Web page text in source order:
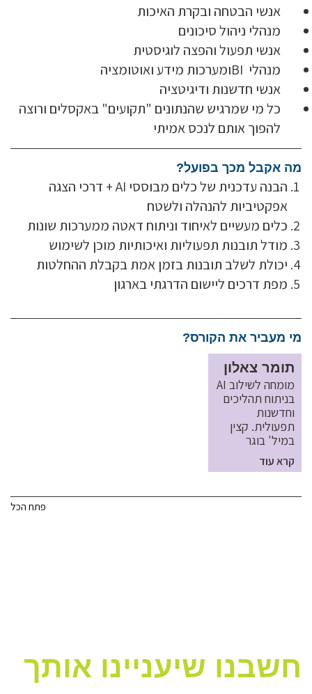
אנשי הבטחה ובקרת האיכות
מנהלי ניהול סיכונים
אנשי תפעול והפצה לוגיסטית
מנהלי BIומערכות מידע ואוטומציה
אנשי חדשנות ודיגיטציה
כל מי שמרגיש שהנתונים "תקועים" באקסלים ורוצה
להפוך אותם לנכס אמיתי
מה אקבל מכך בפועל?
הבנה עדכנית של כלים מבוססי AI + דרכי הצגה
אפקטיביות להנהלה ולשטח
כלים מעשיים לאיחוד וניתוח דאטה ממערכות שונות
מודל תובנות תפעוליות ואיכותיות מוכן לשימוש
יכולת לשלב תובנות בזמן אמת בקבלת ההחלטות
מפת דרכים ליישום הדרגתי בארגון
מי מעביר את הקורס?
תומר צאלון
מומחה לשילוב AI
בניתוח תהליכים
וחדשנות
תפעולית. קצין
במיל' בוגר
קרא עוד
פתח הכל
חשבנו שיעניינו אותך